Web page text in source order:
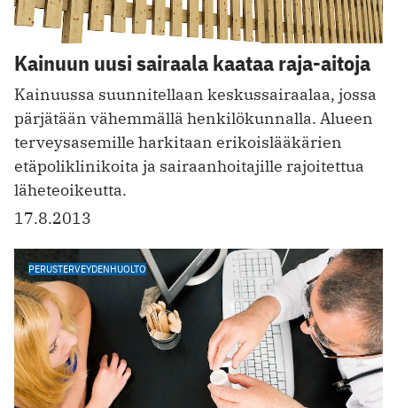
Kainuun uusi sairaala kaataa raja-aitoja
Kainuussa suunnitellaan keskussairaalaa, jossa
pärjätään ­vähemmällä henkilökunnalla. Alueen
terveysasemille harkitaan erikoislääkärien
etäpoliklinikoita ja sairaanhoitajille rajoitettua
läheteoikeutta.
17.8.2013
PERUSTERVEYDENHUOLTO